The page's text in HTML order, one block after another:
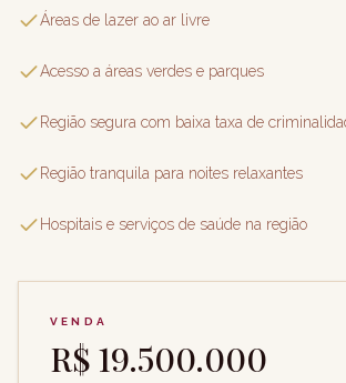
Áreas de lazer ao ar livre
Acesso a áreas verdes e parques
Região segura com baixa taxa de
Região tranquila para noites relaxantes
Hospitais e serviços de saúde na região
VENDA
R$ 19.500.000